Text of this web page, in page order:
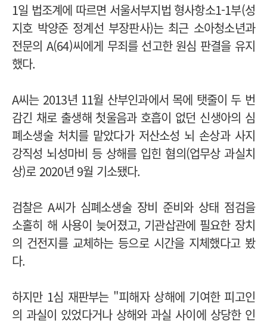
1일 법조계에 따르면 서울서부지법 형사항소1-1부(성
지호 박양준 정계선 부장판사)는 최근 소아청소년과
전문의 A(64)씨에게 무죄를 선고한 원심 판결을 유지
했다.
A씨는 2013년 11월 산부인과에서 목에 탯줄이 두 번
감긴 채로 출생해 첫울음과 호흡이 없던 신생아의 심
폐소생술 처치를 맡았다가 저산소성 뇌 손상과 사지
강직성 뇌성마비 등 상해를 입힌 혐의(업무상 과실치
상)로 2020년 9월 기소됐다.
검찰은 A씨가 심폐소생술 장비 준비와 상태 점검을
소홀히 해 사용이 늦어졌고, 기관삽관에 필요한 장치
의 건전지를 교체하는 등으로 시간을 지체했다고 봤
다.
하지만 1심 재판부는 "피해자 상해에 기여한 피고인
의 과실이 있었다거나 상해와 과실 사이에 상당한 인